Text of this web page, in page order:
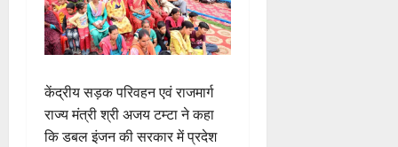
केंद्रीय सड़क परिवहन एवं राजमार्ग
राज्य मंत्री श्री अजय टम्टा ने कहा
कि डबल इंजन की सरकार में प्रदेश